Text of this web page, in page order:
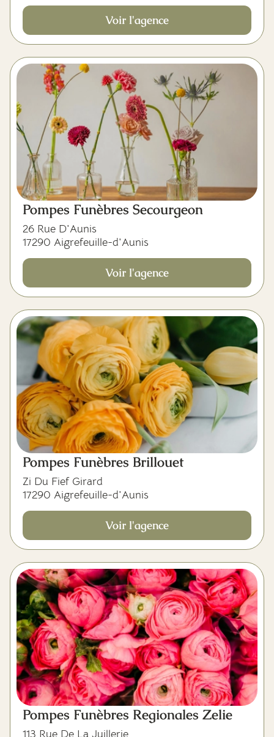
Voir l'agence
Pompes Funèbres Secourgeon
26 Rue D'Aunis
17290 Aigrefeuille-d'Aunis
Voir l'agence
Pompes Funèbres Brillouet
Zi Du Fief Girard
17290 Aigrefeuille-d'Aunis
Voir l'agence
Pompes Funèbres Regionales Zelie
113 Rue De La Juillerie